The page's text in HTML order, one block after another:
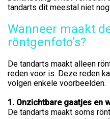
tandarts dit meestal niet
Wanneer maakt
röntgenfoto’s?
De tandarts maakt alleen
reden voor is. Deze reden
volgen enkele voorbeelden.
1. Onzichtbare gaatjes en
De tandarts maakt soms